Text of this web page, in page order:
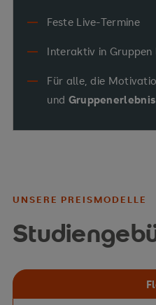
Feste Live-Termine
Interaktiv in Gruppen
Für alle, die
und
UNSERE PREISMODELLE